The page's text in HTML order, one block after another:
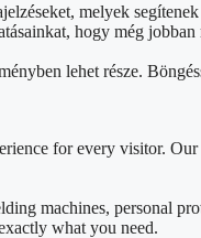
melyek
hogy még
lehet része.
for every visitor.
machines, personal
what you need.